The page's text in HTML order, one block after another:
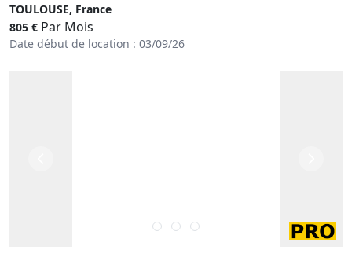
TOULOUSE, France
805 € Par Mois
Date début de location : 03/09/26